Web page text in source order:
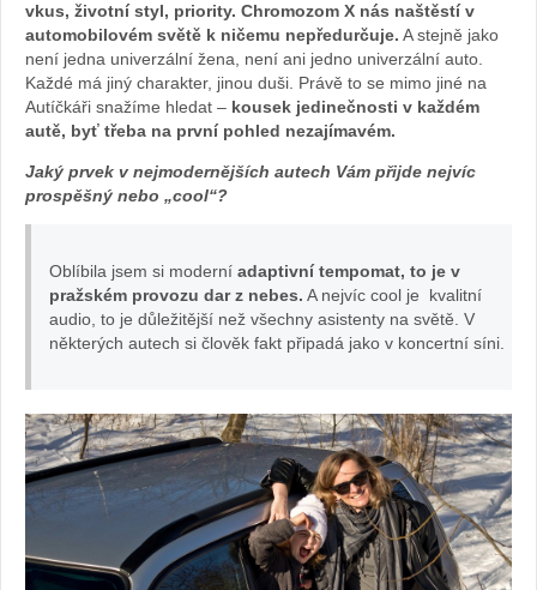
vkus, životní styl, priority. Chromozom X nás naštěstí v
automobilovém světě k ničemu nepředurčuje. A stejně jako
není jedna univerzální žena, není ani jedno univerzální auto.
Každé má jiný charakter, jinou duši. Právě to se mimo jiné na
Autíčkáři snažíme hledat – kousek jedinečnosti v každém
autě, byť třeba na první pohled nezajímavém.
Jaký prvek v nejmodernějších autech Vám přijde nejvíc
prospěšný nebo „cool“?
Oblíbila jsem si moderní adaptivní tempomat, to je v
pražském provozu dar z nebes. A nejvíc cool je kvalitní
audio, to je důležitější než všechny asistenty na světě. V
některých autech si člověk fakt připadá jako v koncertní síni.